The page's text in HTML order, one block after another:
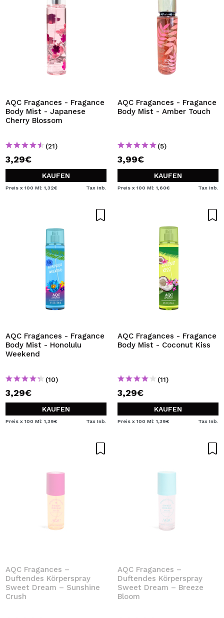
AQC Fragances - Fragance
Body Mist - Japanese
Cherry Blossom
(21)
3,29€
KAUFEN
Preis x 100 Ml: 1,32€ Tax Inb.
AQC Fragances - Fragance
Body Mist - Amber Touch
(5)
3,99€
KAUFEN
Preis x 100 Ml: 1,60€ Tax Inb.
AQC Fragances - Fragance
Body Mist - Honolulu
Weekend
(10)
3,29€
KAUFEN
Preis x 100 Ml: 1,39€ Tax Inb.
AQC Fragances - Fragance
Body Mist - Coconut Kiss
(11)
3,29€
KAUFEN
Preis x 100 Ml: 1,39€ Tax Inb.
AQC Fragances –
Duftendes Körperspray
Sweet Dream – Sunshine
Crush
AQC Fragances –
Duftendes Körperspray
Sweet Dream – Breeze
Bloom